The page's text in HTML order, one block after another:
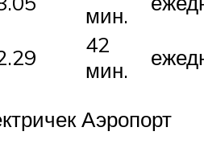
мин.
42
мин.
Аэропорт